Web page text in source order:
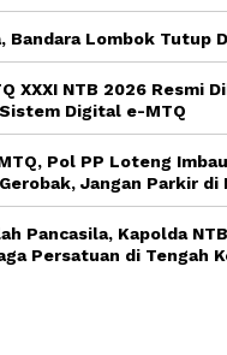
Bandara Lombok Tutup
XXXI NTB 2026 Resmi
Digital e-MTQ
Pol PP Loteng
Jangan Parkir di
Pancasila, Kapolda
Persatuan di Tengah